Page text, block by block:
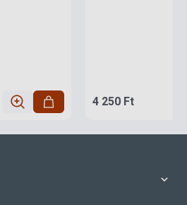
4 250 Ft